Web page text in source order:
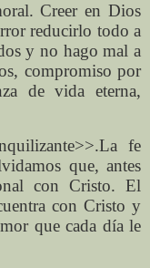
Creer en Dios
reducirlo todo a
y no hago mal a
compromiso por
de vida eterna,
fe
que, antes
con Cristo. El
con Cristo y
que cada día le